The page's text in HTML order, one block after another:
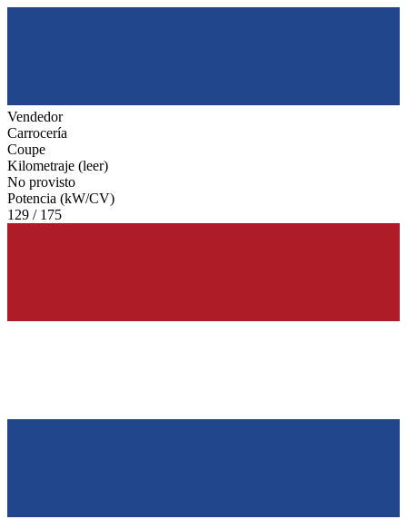
Vendedor
Carrocería
Coupe
Kilometraje (leer)
No provisto
Potencia (kW/CV)
129 / 175